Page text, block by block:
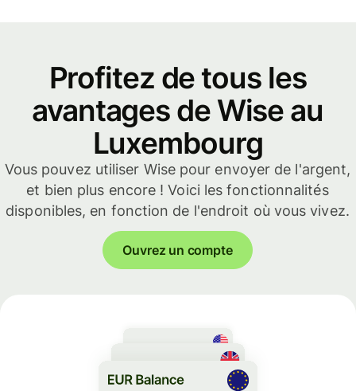
Profitez de tous les
avantages de Wise au
Luxembourg
Vous pouvez utiliser Wise pour envoyer de l'argent,
et bien plus encore ! Voici les fonctionnalités
disponibles, en fonction de l'endroit où vous vivez.
Ouvrez un compte